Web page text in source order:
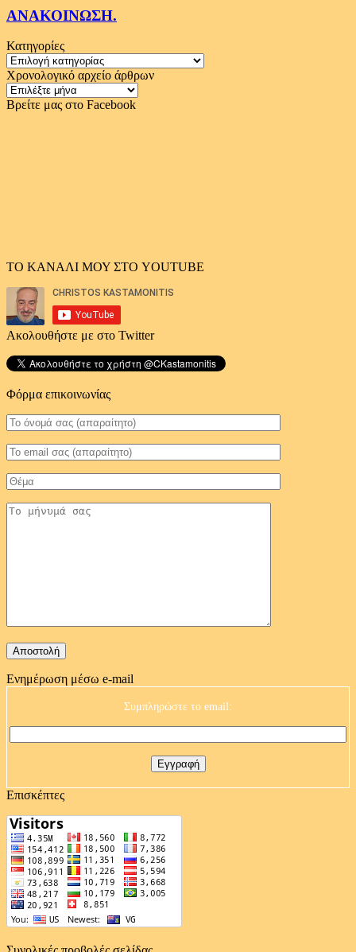
ΑΝΑΚΟΙΝΩΣΗ.
Κατηγορίες
Κατηγορίες
Χρονολογικό αρχείο άρθρων
Χρονολογικό
αρχείο
Βρείτε μας στο Facebook
ΤΟ ΚΑΝΑΛΙ ΜΟΥ ΣΤΟ YOUTUBE
Ακολουθήστε με στο Twitter
Φόρμα επικοινωνίας
Ενημέρωση μέσω e-mail
Συμπληρώστε το email:
Επισκέπτες